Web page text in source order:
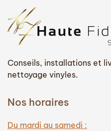
Conseils, installations et
nettoyage vinyles.
Nos horaires
Du mardi au samedi :